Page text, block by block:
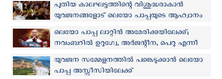
പുതിയ കാലഘട്ടത്തിന്റെ വിശുദ്ധരാകാന്‍
യുവജനങ്ങളോട് ലെയോ പാപ്പയുടെ ആഹ്വാനം
ലെയോ പാപ്പ ലാറ്റിൻ അമേരിക്കയിലേക്ക്;
നവംബറില്‍ ഉറുഗ്വേ, അർജന്റീന, പെറു എന്നീ
രാജ്യങ്ങള്‍ സന്ദര്‍ശിക്കും
യുവജന സമ്മേളനത്തില്‍ പങ്കെടുക്കാന്‍ ലെയോ
പാപ്പ അസ്സീസിയിലേക്ക്